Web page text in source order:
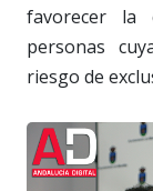
favorecer la
personas
riesgo de